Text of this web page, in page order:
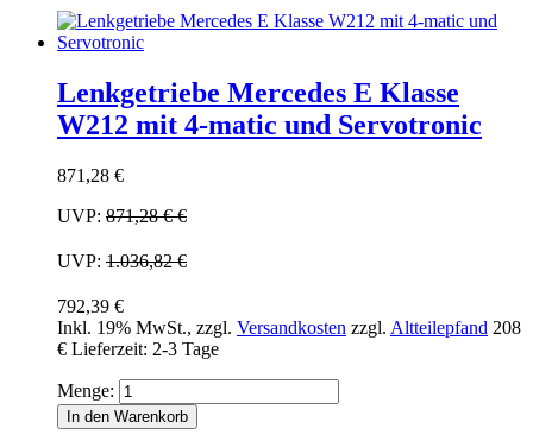
Lenkgetriebe Mercedes E Klasse
W212 mit 4-matic und Servotronic
871,28 €
UVP: 871,28 €€
UVP: 1.036,82 €
792,39 €
Inkl. 19% MwSt., zzgl. Versandkosten zzgl. Altteilepfand 208
€ Lieferzeit: 2-3 Tage
Menge:
In den Warenkorb